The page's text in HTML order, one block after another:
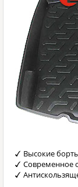
Высокие
Современное